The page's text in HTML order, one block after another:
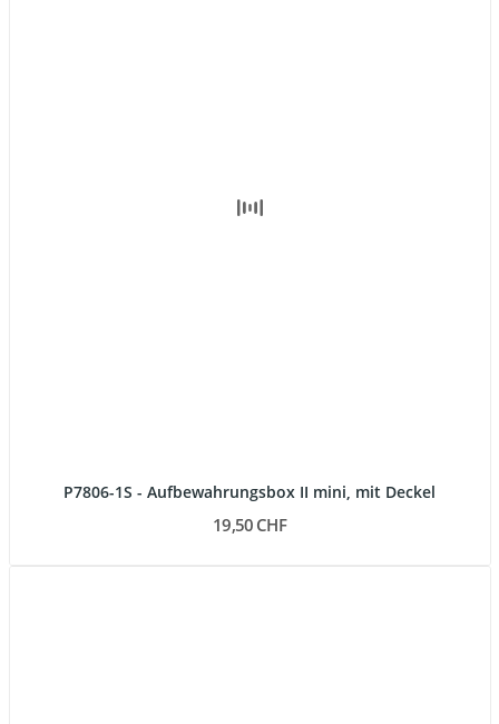
P7806-1S - Aufbewahrungsbox II mini, mit Deckel
19,50 CHF